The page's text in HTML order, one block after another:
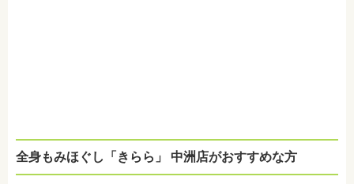
全身もみほぐし「きらら」 中洲店がおすすめな方